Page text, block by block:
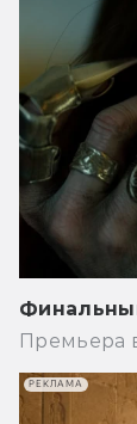
Премьера
РЕКЛАМА